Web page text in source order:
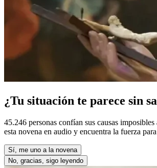
¿Tu situación te parece sin
45.246 personas confían sus causas
esta novena en audio y encuentra la fuerza
Sí, me uno a la novena
No, gracias, sigo leyendo